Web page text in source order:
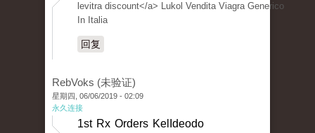
levitra discount</a> Lukol Vendita Viagra Generico
In Italia
回复
RebVoks (未验证)
星期四, 06/06/2019 - 02:09
永久连接
1st Rx Orders KelIdeodo